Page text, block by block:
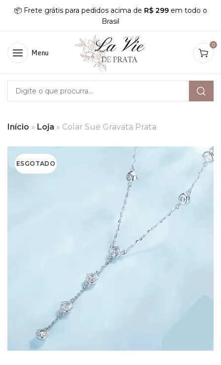
📦 Frete grátis para pedidos acima de R$ 299 em todo o
Brasil
Menu
0
Início » Loja » Colar Sue Gravata Prata
ESGOTADO